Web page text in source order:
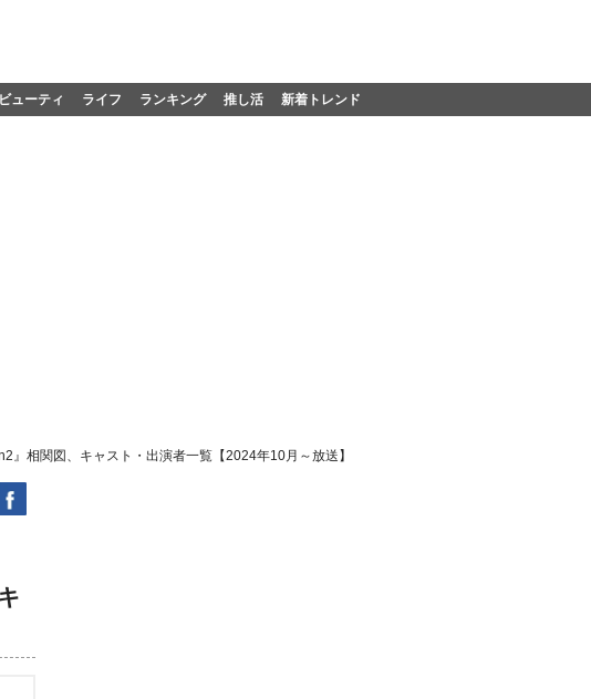
ビューティ ライフ ランキング 推し活 新着トレンド
相関図、キャスト・出演者一覧【2024年10月～放送】